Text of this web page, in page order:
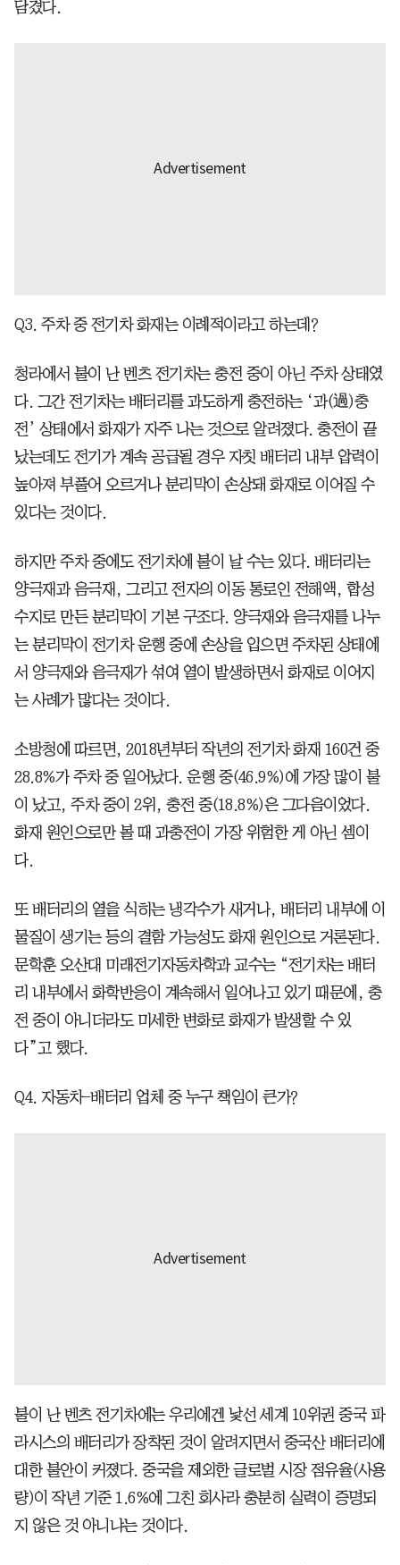
담겼다.
Q3. 주차 중 전기차 화재는 이례적이라고 하는데?
청라에서 불이 난 벤츠 전기차는 충전 중이 아닌 주차 상태였
다. 그간 전기차는 배터리를 과도하게 충전하는 ‘과(過)충
전’ 상태에서 화재가 자주 나는 것으로 알려졌다. 충전이 끝
났는데도 전기가 계속 공급될 경우 자칫 배터리 내부 압력이
높아져 부풀어 오르거나 분리막이 손상돼 화재로 이어질 수
있다는 것이다.
하지만 주차 중에도 전기차에 불이 날 수는 있다. 배터리는
양극재과 음극재, 그리고 전자의 이동 통로인 전해액, 합성
수지로 만든 분리막이 기본 구조다. 양극재와 음극재를 나누
는 분리막이 전기차 운행 중에 손상을 입으면 주차된 상태에
서 양극재와 음극재가 섞여 열이 발생하면서 화재로 이어지
는 사례가 많다는 것이다.
소방청에 따르면, 2018년부터 작년의 전기차 화재 160건 중
28.8%가 주차 중 일어났다. 운행 중(46.9%)에 가장 많이 불
이 났고, 주차 중이 2위, 충전 중(18.8%)은 그다음이었다.
화재 원인으로만 볼 때 과충전이 가장 위험한 게 아닌 셈이
다.
또 배터리의 열을 식히는 냉각수가 새거나, 배터리 내부에 이
물질이 생기는 등의 결함 가능성도 화재 원인으로 거론된다.
문학훈 오산대 미래전기자동차학과 교수는 “전기차는 배터
리 내부에서 화학반응이 계속해서 일어나고 있기 때문에, 충
전 중이 아니더라도 미세한 변화로 화재가 발생할 수 있
다”고 했다.
Q4. 자동차-배터리 업체 중 누구 책임이 큰가?
불이 난 벤츠 전기차에는 우리에겐 낯선 세계 10위권 중국 파
라시스의 배터리가 장착된 것이 알려지면서 중국산 배터리에
대한 불안이 커졌다. 중국을 제외한 글로벌 시장 점유율(사용
량)이 작년 기준 1.6%에 그친 회사라 충분히 실력이 증명되
지 않은 것 아니냐는 것이다.